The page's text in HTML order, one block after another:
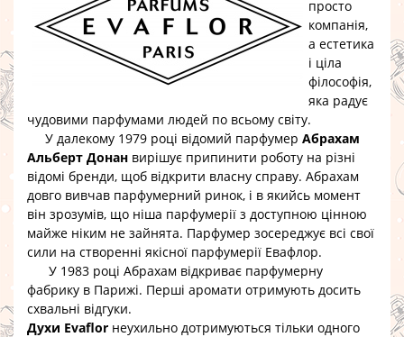
просто
компанія,
а естетика
і ціла
філософія,
яка радує
чудовими парфумами людей по всьому світу.
У далекому 1979 році відомий парфумер Абрахам
Альберт Донан вирішує припинити роботу на різні
відомі бренди, щоб відкрити власну справу. Абрахам
довго вивчав парфумерний ринок, і в якийсь момент
він зрозумів, що ніша парфумерії з доступною цінною
майже ніким не зайнята. Парфумер зосереджує всі свої
сили на створенні якісної парфумерії Евафлор.
У 1983 році Абрахам відкриває парфумерну
фабрику в Парижі. Перші аромати отримують досить
схвальні відгуки.
Духи Evaflor неухильно дотримуються тільки одного